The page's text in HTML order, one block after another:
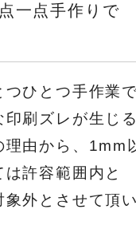
一点手作りで
つひとつ手作業
印刷ズレが生じ
理由から、1mm
許容範囲内と
象外とさせて頂